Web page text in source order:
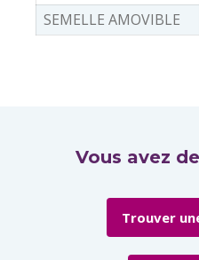
SEMELLE AMOVIBLE
Vous avez
Trouver